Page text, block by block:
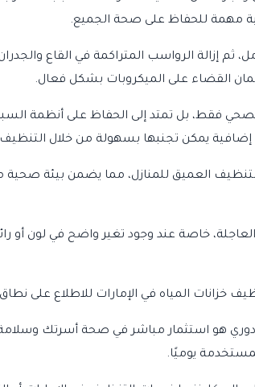
ثم إزالة الرواسب المتراكمة في القاع
القضاء على الميكروبات بشكل فعال.
فقط، بل تمتد إلى الحفاظ على أنظمة
يمكن تجنبها بسهولة من خلال التنظيف
العميق للمنازل، مما يضمن بيئة صحية
خاصة عند وجود تغير واضح في لون أو
خزانات المياه في الإمارات للاطلاع على
هو استثمار مباشر في صحة أسرتك وسلامة
يوميًا.